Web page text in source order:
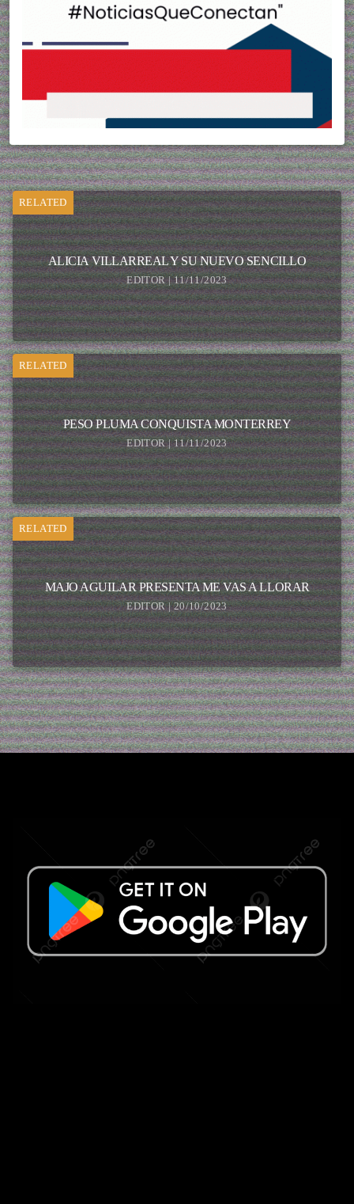
RELATED
ALICIA VILLARREAL Y SU NUEVO SENCILLO
EDITOR | 11/11/2023
RELATED
PESO PLUMA CONQUISTA MONTERREY
EDITOR | 11/11/2023
RELATED
MAJO AGUILAR PRESENTA ME VAS A LLORAR
EDITOR | 20/10/2023